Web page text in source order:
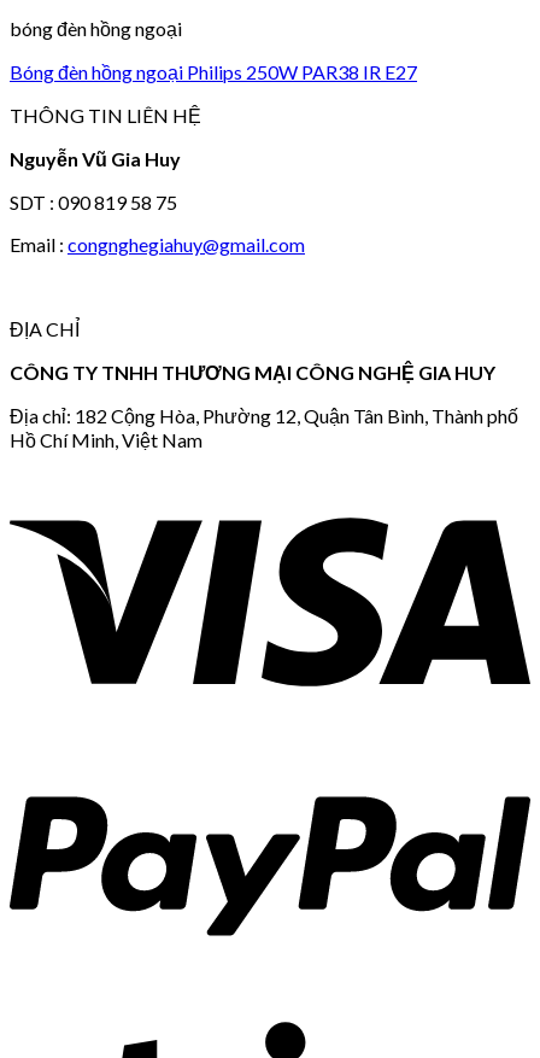
bóng đèn hồng ngoại
Bóng đèn hồng ngoại Philips 250W PAR38 IR E27
THÔNG TIN LIÊN HỆ
Nguyễn Vũ Gia Huy
SDT : 090 819 58 75
Email : congnghegiahuy@gmail.com
ĐỊA CHỈ
CÔNG TY TNHH THƯƠNG MẠI CÔNG NGHỆ GIA HUY
Địa chỉ: 182 Cộng Hòa, Phường 12, Quận Tân Bình, Thành phố
Hồ Chí Minh, Việt Nam